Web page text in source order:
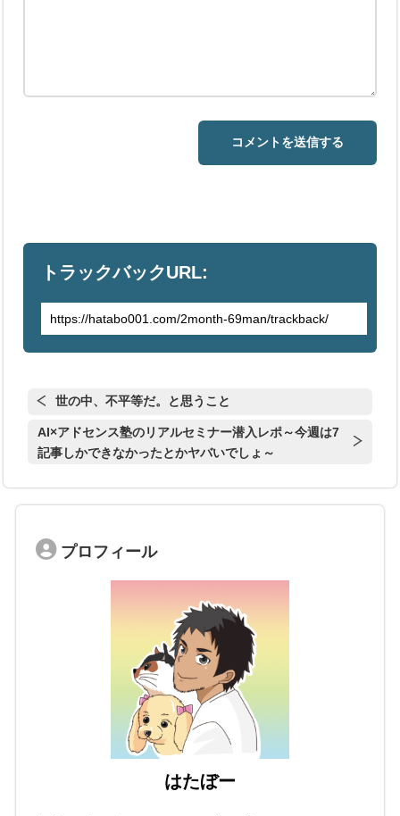
トラックバックURL:
世の中、不平等だ。と思うこと
AI×アドセンス塾のリアルセミナー潜入レポ～今週は7
記事しかできなかったとかヤバいでしょ～
プロフィール
はたぼー